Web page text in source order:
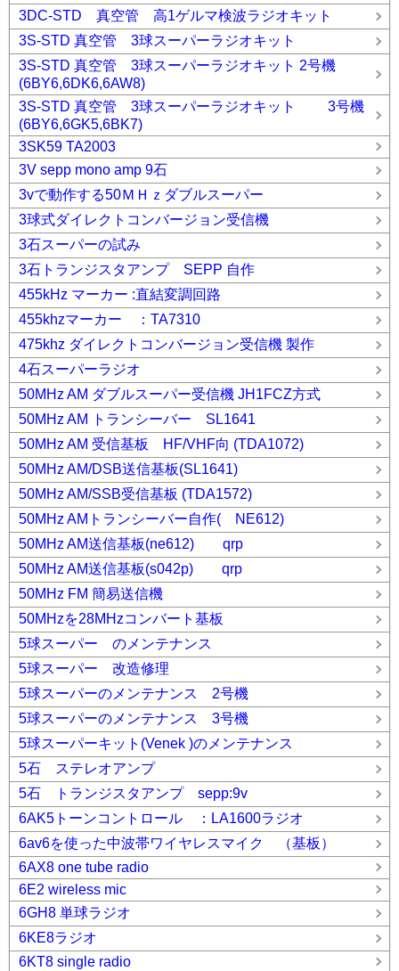
3DC-STD 真空管 高1ゲルマ検波ラジオキット
3S-STD 真空管 3球スーパーラジオキット
3S-STD 真空管 3球スーパーラジオキット 2号機
(6BY6,6DK6,6AW8)
3S-STD 真空管 3球スーパーラジオキット 3号機
(6BY6,6GK5,6BK7)
3SK59 TA2003
3V sepp mono amp 9石
3vで動作する50ＭＨｚダブルスーパー
3球式ダイレクトコンバージョン受信機
3石スーパーの試み
3石トランジスタアンプ SEPP 自作
455kHz マーカー :直結変調回路
455khzマーカー ：TA7310
475khz ダイレクトコンバージョン受信機 製作
4石スーパーラジオ
50MHz AM ダブルスーパー受信機 JH1FCZ方式
50MHz AM トランシーバー SL1641
50MHz AM 受信基板 HF/VHF向 (TDA1072)
50MHz AM/DSB送信基板(SL1641)
50MHz AM/SSB受信基板 (TDA1572)
50MHz AMトランシーバー自作( NE612)
50MHz AM送信基板(ne612) qrp
50MHz AM送信基板(s042p) qrp
50MHz FM 簡易送信機
50MHzを28MHzコンバート基板
5球スーパー のメンテナンス
5球スーパー 改造修理
5球スーパーのメンテナンス 2号機
5球スーパーのメンテナンス 3号機
5球スーパーキット(Venek )のメンテナンス
5石 ステレオアンプ
5石 トランジスタアンプ sepp:9v
6AK5トーンコントロール ：LA1600ラジオ
6av6を使った中波帯ワイヤレスマイク （基板）
6AX8 one tube radio
6E2 wireless mic
6GH8 単球ラジオ
6KE8ラジオ
6KT8 single radio